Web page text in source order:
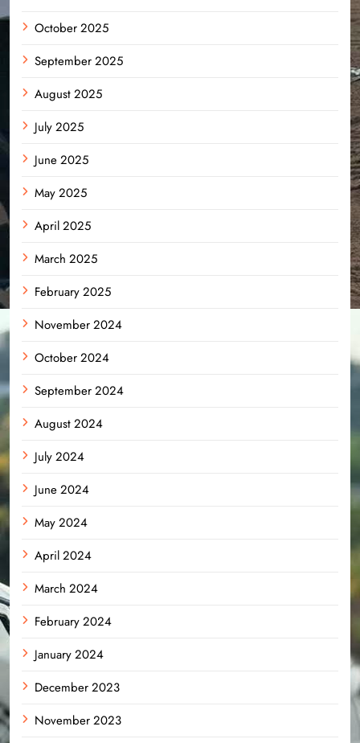
October 2025
September 2025
August 2025
July 2025
June 2025
May 2025
April 2025
March 2025
February 2025
November 2024
October 2024
September 2024
August 2024
July 2024
June 2024
May 2024
April 2024
March 2024
February 2024
January 2024
December 2023
November 2023